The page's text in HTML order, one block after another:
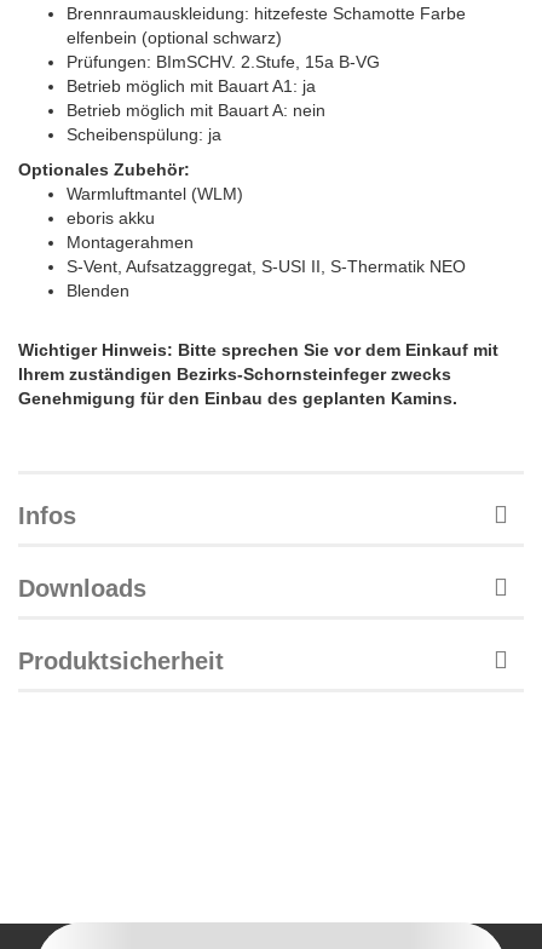
Brennraumauskleidung: hitzefeste Schamotte Farbe
elfenbein (optional schwarz)
Prüfungen: BImSCHV. 2.Stufe, 15a B-VG
Betrieb möglich mit Bauart A1: ja
Betrieb möglich mit Bauart A: nein
Scheibenspülung: ja
Optionales Zubehör:
Warmluftmantel (WLM)
eboris akku
Montagerahmen
S-Vent, Aufsatzaggregat, S-USI II, S-Thermatik NEO
Blenden
Wichtiger Hinweis: Bitte sprechen Sie vor dem Einkauf mit
Ihrem zuständigen Bezirks-Schornsteinfeger zwecks
Genehmigung für den Einbau des geplanten Kamins.
Infos
Downloads
Produktsicherheit